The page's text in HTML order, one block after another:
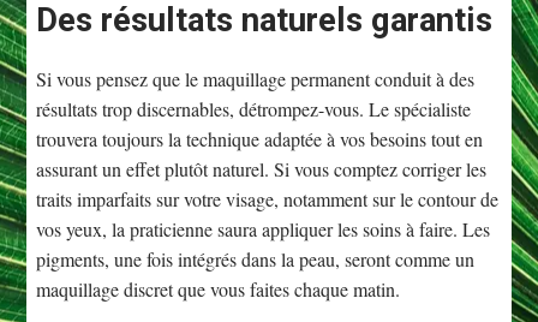
Des résultats naturels garantis
Si vous pensez que le maquillage permanent conduit à des
résultats trop discernables, détrompez-vous. Le spécialiste
trouvera toujours la technique adaptée à vos besoins tout en
assurant un effet plutôt naturel. Si vous comptez corriger les
traits imparfaits sur votre visage, notamment sur le contour de
vos yeux, la praticienne saura appliquer les soins à faire. Les
pigments, une fois intégrés dans la peau, seront comme un
maquillage discret que vous faites chaque matin.